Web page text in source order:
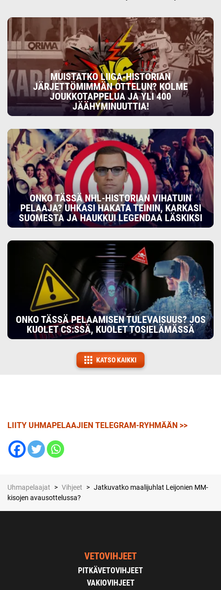
MUISTATKO LIIGA-HISTORIAN
JÄRJETTÖMIMMÄN OTTELUN? KOLME
JOUKKOTAPPELUA JA YLI 400
JÄÄHYMINUUTTIA!
ONKO TÄSSÄ NHL-HISTORIAN VIHATUIN
PELAAJA? UHKASI HAKATA TEININ, KARKASI
SUOMESTA JA HAUKKUI LEGENDAA LÄSKIKSI
ONKO TÄSSÄ PELAAMISEN TULEVAISUUS? JOS
KUOLET CS:SSÄ, KUOLET TOSIELÄMÄSSÄ
KATSO KAIKKI
LIITY UHMAPELAAJIEN TELEGRAM-RYHMÄÄN >>
Uhmapelaajat > Vihjeet > Jatkuvatko maalijuhlat Leijonien MM-
kisojen avausottelussa?
VETOVIHJEET
PITKÄVETOVIHJEET
VAKIOVIHJEET